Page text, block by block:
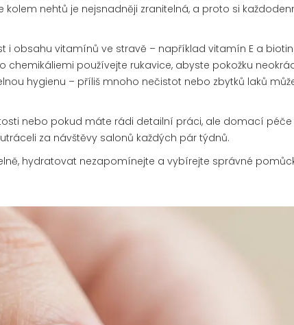
kolem nehtů je nejsnadněji zranitelná, a proto si
i obsahu vitamínů ve stravě – například vitamín E a
chemikáliemi používejte rukavice, abyste pokožku
hygienu – příliš mnoho nečistot nebo zbytků laků
nebo pokud máte rádi detailní práci, ale domací
za návštěvy salonů každých pár týdnů.
hydratovat nezapomínejte a vybírejte správné